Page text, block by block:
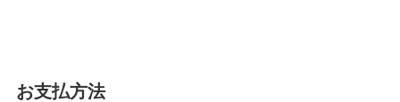
お支払方法